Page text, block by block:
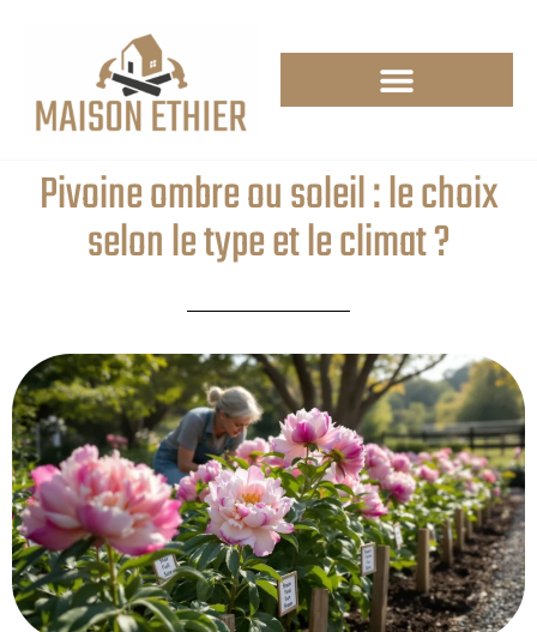
Pivoine ombre ou soleil : le choix
selon le type et le climat ?